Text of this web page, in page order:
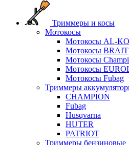
Триммеры и косы
Мотокосы
Мотокосы AL-KO
Мотокосы BRAIT
Мотокосы
Мотокосы
Мотокосы Fubag
Триммеры
CHAMPION
Fubag
Husqvarna
HUTER
PATRIOT
Триммеры бензиновые